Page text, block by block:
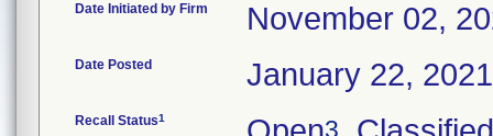
Date Initiated by Firm November 02,
Date Posted January 22, 2021
Recall Status1 3